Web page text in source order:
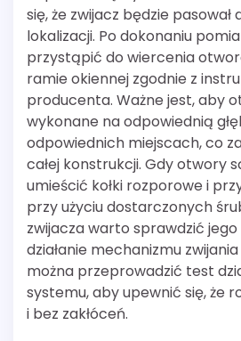
się, że zwijacz będzie
lokalizacji. Po dokonaniu
przystąpić do wiercenia
ramie okiennej zgodnie z
producenta. Ważne jest, aby
wykonane na odpowiednią
odpowiednich miejscach, co
całej konstrukcji. Gdy otwory
umieścić kołki rozporowe i
przy użyciu dostarczonych
zwijacza warto sprawdzić
działanie mechanizmu
można przeprowadzić test
systemu, aby upewnić się, że
i bez zakłóceń.